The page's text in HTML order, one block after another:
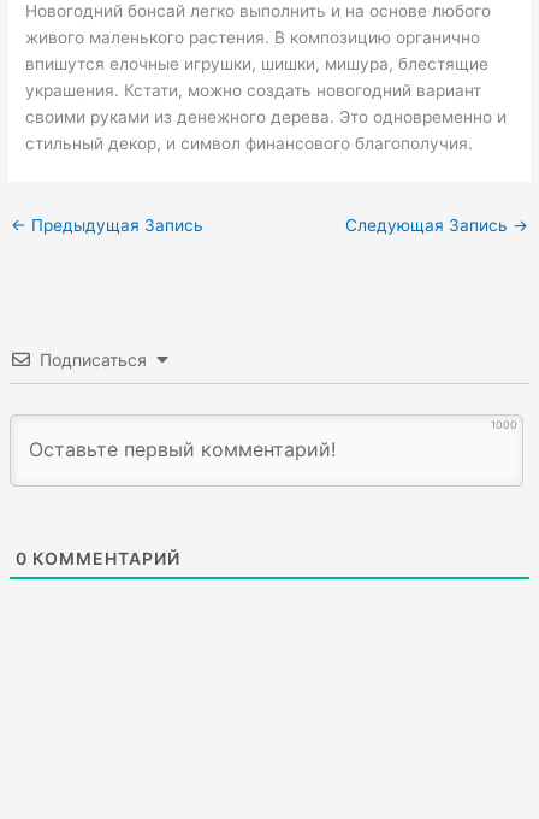
Новогодний бонсай легко выполнить и на основе любого
живого маленького растения. В композицию органично
впишутся елочные игрушки, шишки, мишура, блестящие
украшения. Кстати, можно создать новогодний вариант
своими руками из денежного дерева. Это одновременно и
стильный декор, и символ финансового благополучия.
← Предыдущая Запись Следующая Запись →
Подписаться
1000
0 КОММЕНТАРИЙ